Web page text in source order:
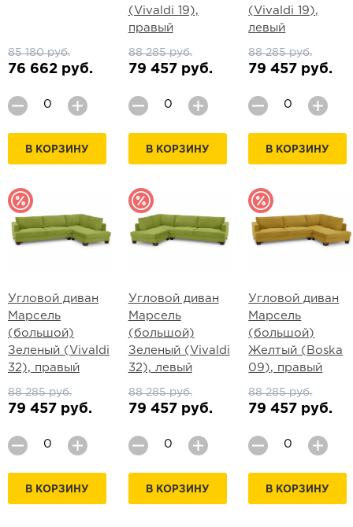
85 180 руб.
76 662 руб.
В КОРЗИНУ
(Vivaldi 19),
правый
88 285 руб.
79 457 руб.
В КОРЗИНУ
(Vivaldi 19),
левый
88 285 руб.
79 457 руб.
В КОРЗИНУ
Угловой диван
Марсель
(большой)
Зеленый (Vivaldi
32), правый
88 285 руб.
79 457 руб.
В КОРЗИНУ
Угловой диван
Марсель
(большой)
Зеленый (Vivaldi
32), левый
88 285 руб.
79 457 руб.
В КОРЗИНУ
Угловой диван
Марсель
(большой)
Желтый (Boska
09), правый
88 285 руб.
79 457 руб.
В КОРЗИНУ